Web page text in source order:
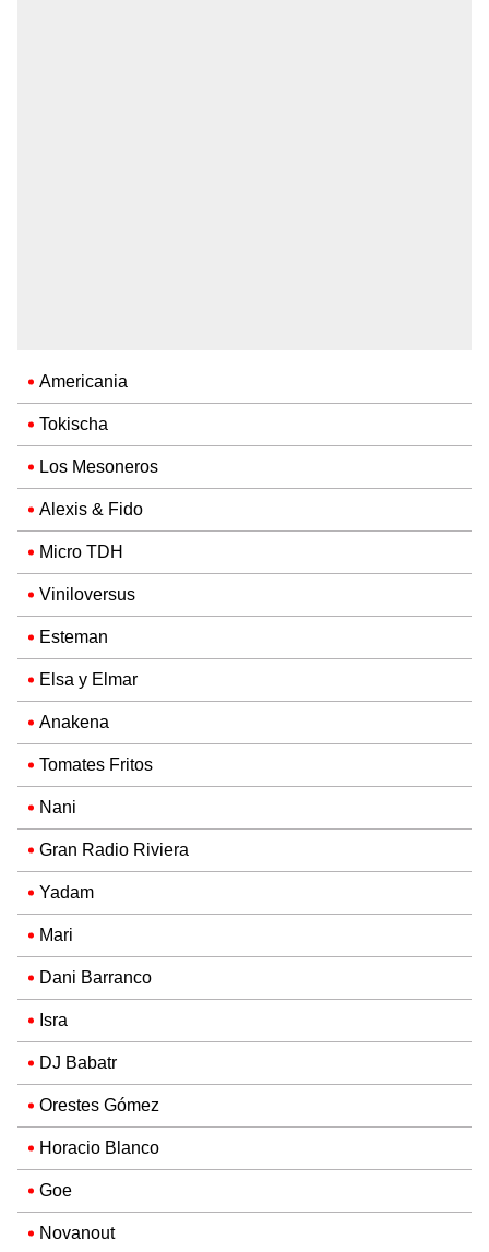
Americania
Tokischa
Los Mesoneros
Alexis & Fido
Micro TDH
Viniloversus
Esteman
Elsa y Elmar
Anakena
Tomates Fritos
Nani
Gran Radio Riviera
Yadam
Mari
Dani Barranco
Isra
DJ Babatr
Orestes Gómez
Horacio Blanco
Goe
Novanout